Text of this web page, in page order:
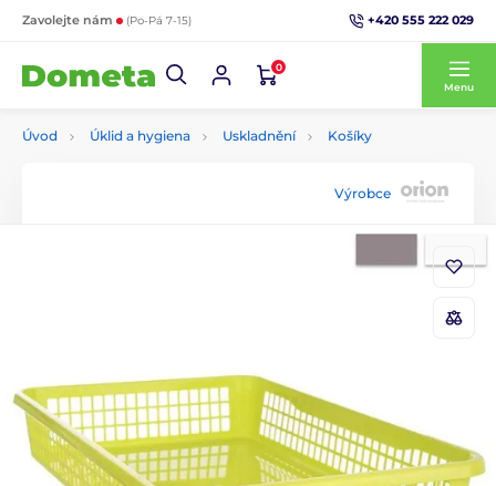
Zavolejte nám (Po-Pá 7-15) +420 555 222 029
0
Menu
Úvod Úklid a hygiena Uskladnění Košíky
Výrobce